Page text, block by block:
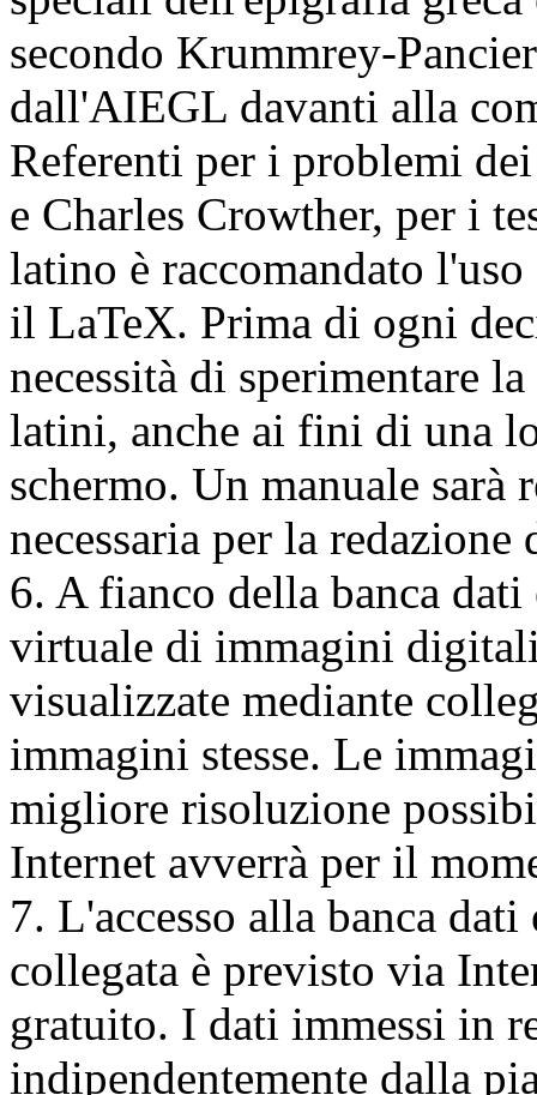
secondo Krummrey-
dall'AIEGL davanti alla
Referenti per i problemi
e Charles Crowther, per i
latino è raccomandato
il LaTeX. Prima di ogni
necessità di sperimentare
latini, anche ai fini di una
schermo. Un manuale
necessaria per la redazione
6. A fianco della banca
virtuale di immagini
visualizzate mediante
immagini stesse. Le
migliore risoluzione
Internet avverrà per il
7. L'accesso alla banca
collegata è previsto via
gratuito. I dati immessi in
indipendentemente dalla